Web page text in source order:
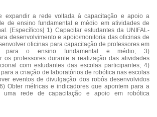
expandir a rede voltada à capacitação e apoio a
de ensino fundamental e médio em atividades de
[Específicos] 1) Capacitar estudantes da UNIFAL-
desenvolvimento e apoio/monitoria das oficinas de
oficinas para capacitação de professores em
para o ensino fundamental e médio; 3)
os professores durante a realização das atividades
com estudantes das escolas participantes; 4)
a criação de laboratórios de robótica nas escolas
eventos de divulgação dos robôs desenvolvidos
Obter métricas e indicadores que apontem para a
uma rede de capacitação e apoio em robótica